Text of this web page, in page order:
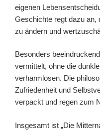
eigenen
Geschichte regt dazu an,
zu ändern und
Besonders
vermittelt, ohne die
verharmlosen. Die
Zufriedenheit und
verpackt und regen zum
Insgesamt ist „Die